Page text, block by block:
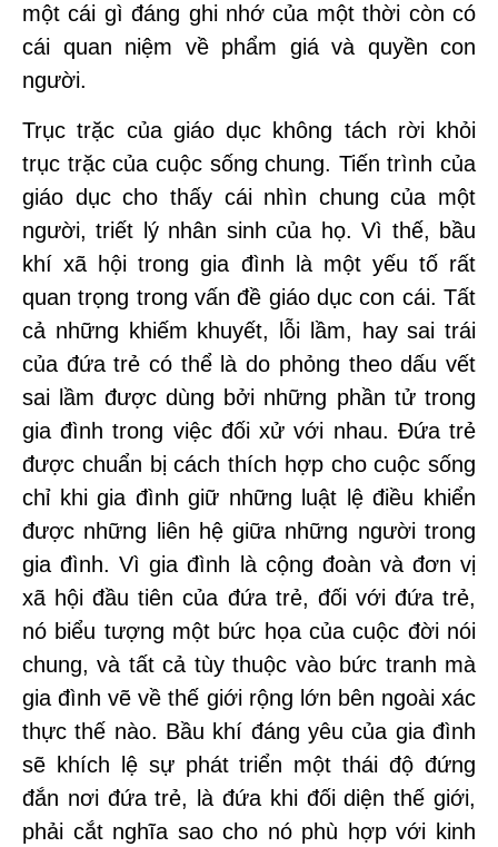
một cái gì đáng ghi nhớ của một thời còn có
cái quan niệm về phẩm giá và quyền con
người.
Trục trặc của giáo dục không tách rời khỏi
trục trặc của cuộc sống chung. Tiến trình của
giáo dục cho thấy cái nhìn chung của một
người, triết lý nhân sinh của họ. Vì thế, bầu
khí xã hội trong gia đình là một yếu tố rất
quan trọng trong vấn đề giáo dục con cái. Tất
cả những khiếm khuyết, lỗi lầm, hay sai trái
của đứa trẻ có thể là do phỏng theo dấu vết
sai lầm được dùng bởi những phần tử trong
gia đình trong việc đối xử với nhau. Đứa trẻ
được chuẩn bị cách thích hợp cho cuộc sống
chỉ khi gia đình giữ những luật lệ điều khiển
được những liên hệ giữa những người trong
gia đình. Vì gia đình là cộng đoàn và đơn vị
xã hội đầu tiên của đứa trẻ, đối với đứa trẻ,
nó biểu tượng một bức họa của cuộc đời nói
chung, và tất cả tùy thuộc vào bức tranh mà
gia đình vẽ về thế giới rộng lớn bên ngoài xác
thực thế nào. Bầu khí đáng yêu của gia đình
sẽ khích lệ sự phát triển một thái độ đứng
đắn nơi đứa trẻ, là đứa khi đối diện thế giới,
phải cắt nghĩa sao cho nó phù hợp với kinh